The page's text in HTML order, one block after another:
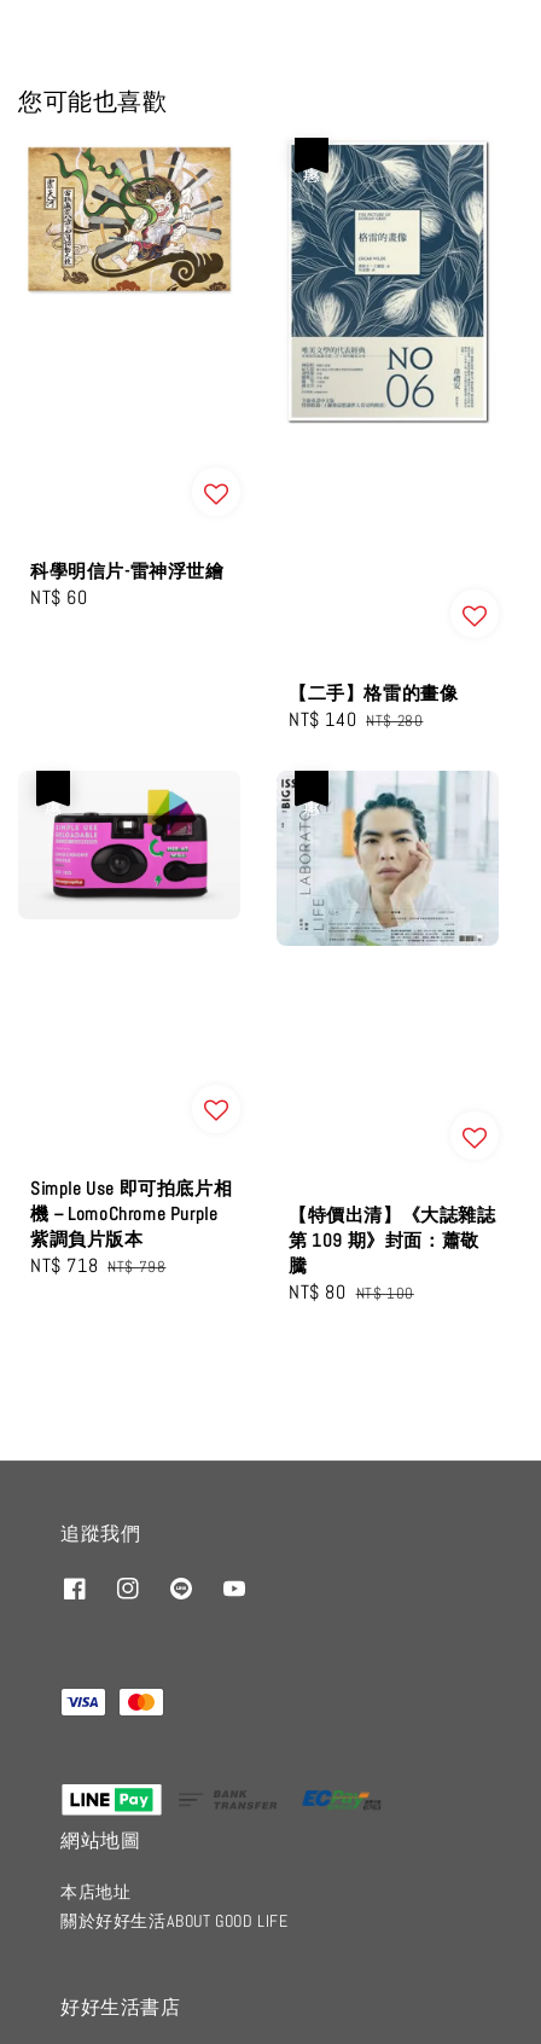
您可能也喜歡
科學明信片-雷神浮世繪
Regular
NT$ 60
【二手】格雷的畫像
Sale
NT$ 140 Regular
NT$ 280
Simple Use 即可拍底片相
機－LomoChrome Purple
紫調負片版本
Sale
NT$ 718 Regular
NT$ 798
【特價出清】《大誌雜誌
第 109 期》封面：蕭敬
騰
Sale
NT$ 80 Regular
NT$ 100
追蹤我們
網站地圖
本店地址
關於好好生活ABOUT GOOD LIFE
好好生活書店